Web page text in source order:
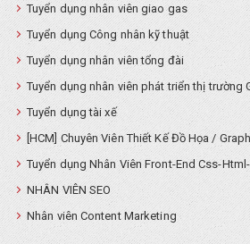
Tuyển dụng nhân viên giao gas
Tuyển dụng Công nhân kỹ thuật
Tuyển dụng nhân viên tổng đài
Tuyển dụng nhân viên phát triển thị trường
Tuyển dụng tài xế
[HCM] Chuyên Viên Thiết Kế Đồ Họa /
Tuyển dụng Nhân Viên Front-End Css-
NHÂN VIÊN SEO
Nhân viên Content Marketing